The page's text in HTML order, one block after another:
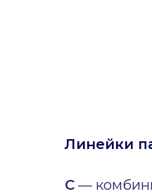
Линейки
C —